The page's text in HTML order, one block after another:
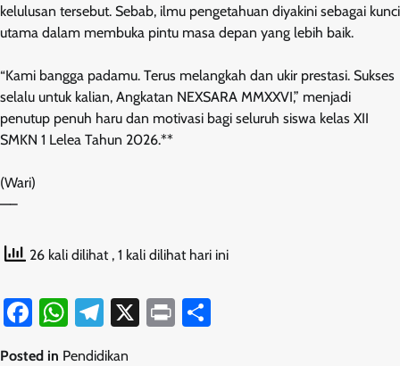
kelulusan tersebut. Sebab, ilmu pengetahuan diyakini sebagai kunci
utama dalam membuka pintu masa depan yang lebih baik.
“Kami bangga padamu. Terus melangkah dan ukir prestasi. Sukses
selalu untuk kalian, Angkatan NEXSARA MMXXVI,” menjadi
penutup penuh haru dan motivasi bagi seluruh siswa kelas XII
SMKN 1 Lelea Tahun 2026.**
(Wari)
—–
26 kali dilihat , 1 kali dilihat hari ini
Facebook
WhatsApp
Telegram
X Print
Posted in Pendidikan